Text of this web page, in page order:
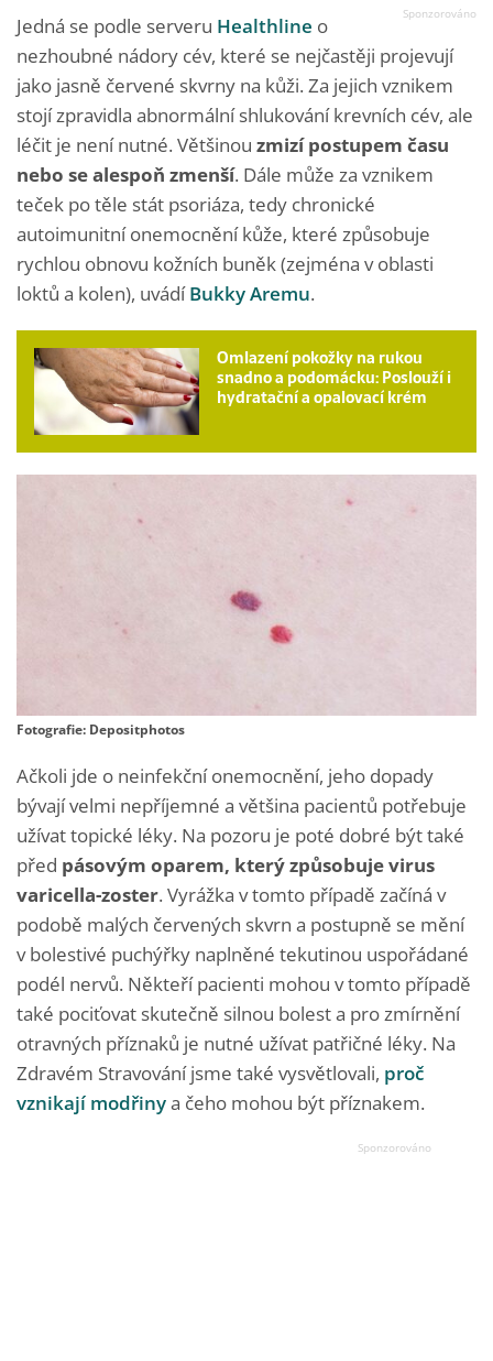
Jedná se podle serveru Healthline o
nezhoubné nádory cév, které se nejčastěji projevují
jako jasně červené skvrny na kůži. Za jejich vznikem
stojí zpravidla abnormální shlukování krevních cév, ale
léčit je není nutné. Většinou zmizí postupem času
nebo se alespoň zmenší. Dále může za vznikem
teček po těle stát psoriáza, tedy chronické
autoimunitní onemocnění kůže, které způsobuje
rychlou obnovu kožních buněk (zejména v oblasti
loktů a kolen), uvádíBukky Aremu.
Omlazení pokožky na rukou
snadno a podomácku: Poslouží i
hydratační a opalovací krém
Fotografie: Depositphotos
Ačkoli jde o neinfekční onemocnění, jeho dopady
bývají velmi nepříjemné a většina pacientů potřebuje
užívat topické léky. Na pozoru je poté dobré být také
před pásovým oparem, který způsobuje virus
varicella-zoster. Vyrážka v tomto případě začíná v
podobě malých červených skvrn a postupně se mění
v bolestivé puchýřky naplněné tekutinou uspořádané
podél nervů. Někteří pacienti mohou v tomto případě
také pociťovat skutečně silnou bolest a pro zmírnění
otravných příznaků je nutné užívat patřičné léky. Na
Zdravém Stravování jsme také vysvětlovali, proč
vznikají modřinya čeho mohou být příznakem.